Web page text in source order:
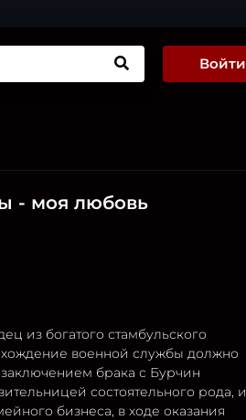
Войти
- моя любовь
из богатого стамбульского
военной службы должно
брака с Бурчин
состоятельного рода, и
бизнеса, в ходе оказания